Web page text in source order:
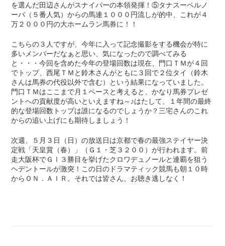
を選んだ田辺さんがスナイパーの本領発揮！⑤タナスーペルノ
ーバ（５番人気）からの馬連１０００円流しが的中、これが４
万２０００円の大ホームラン馬券に！！
こちらの３人ですが、今年に入って記念撮影をする機会が特に
多いメンバーだなぁと思い、気になったので調べてみる
と・・・今回を含めた今年の登場回数は現在、門口ＴＭが４回
でトップ、西尾ＴＭと鈴木さんがともに３回で２位タイ（鈴木
さんは馬券の代役以外で含む）という結果になっていました。
門口ＴＭはここまで月１ペースと考えると、かなり馬券プレゼ
ントへの貢献度が高いといえますね～♪はたして、１年間の最終
的な登場回数トップは誰になるのでしょうか？三宅さんのこれ
からの追い上げにも期待しましょう！
次週、５月３日（日）の放送日は京都で春の最強ステイヤー決
定戦「天皇賞（春）」（Ｇ１・芝３２００）が行われます。前
走大阪杯でＧⅠ３勝目を挙げたクロワデュノールと連覇を狙う
ヘデントールが激突！この日のドラマティック競馬も朝１０時
からＯＮ．ＡＩＲ。それでは皆さん、お聴き逃しなく！